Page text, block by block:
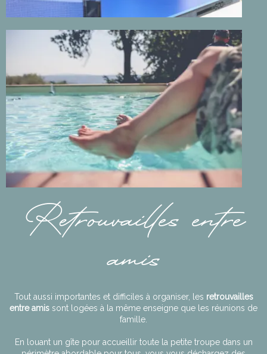
Retrouvailles entre
amis
Tout aussi importantes et difficiles à organiser, les retrouvailles
entre amis sont logées à la même enseigne que les réunions de
famille.
En louant un gîte pour accueillir toute la petite troupe dans un